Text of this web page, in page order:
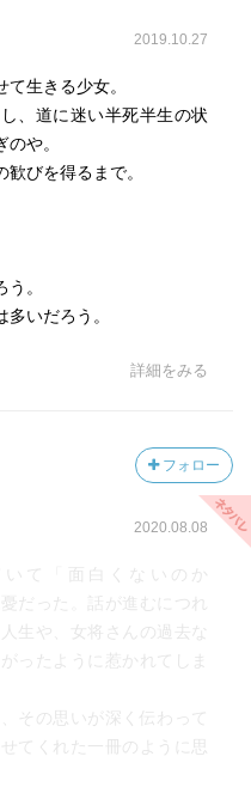
2019.10.27
生きる少女。
、道に迷い半死半生の状
や。
びを得るまで。
。
いだろう。
詳細をみる
フォロー
2020.08.08
て「面白くないのか
だった。話が進むにつれ
生や、女将さんの過去な
ったように惹かれてしま
その思いが深く伝わって
てくれた一冊のように思